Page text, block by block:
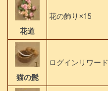
花道
花の飾り×15
猫の髭
ログインリワード